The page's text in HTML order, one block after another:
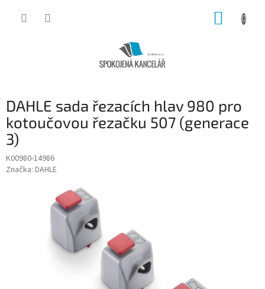
DAHLE sada řezacích hlav 980 pro
kotoučovou řezačku 507 (generace
3)
K00980-14986
Značka: DAHLE